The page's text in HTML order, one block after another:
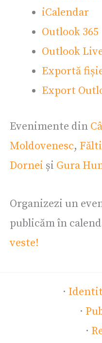
iCalendar
Outlook 365
Outlook
Exportă
Export
Evenimente din
Moldovenesc,
Dornei și Gura
Organizezi un
publicăm în
veste!
·
·
·